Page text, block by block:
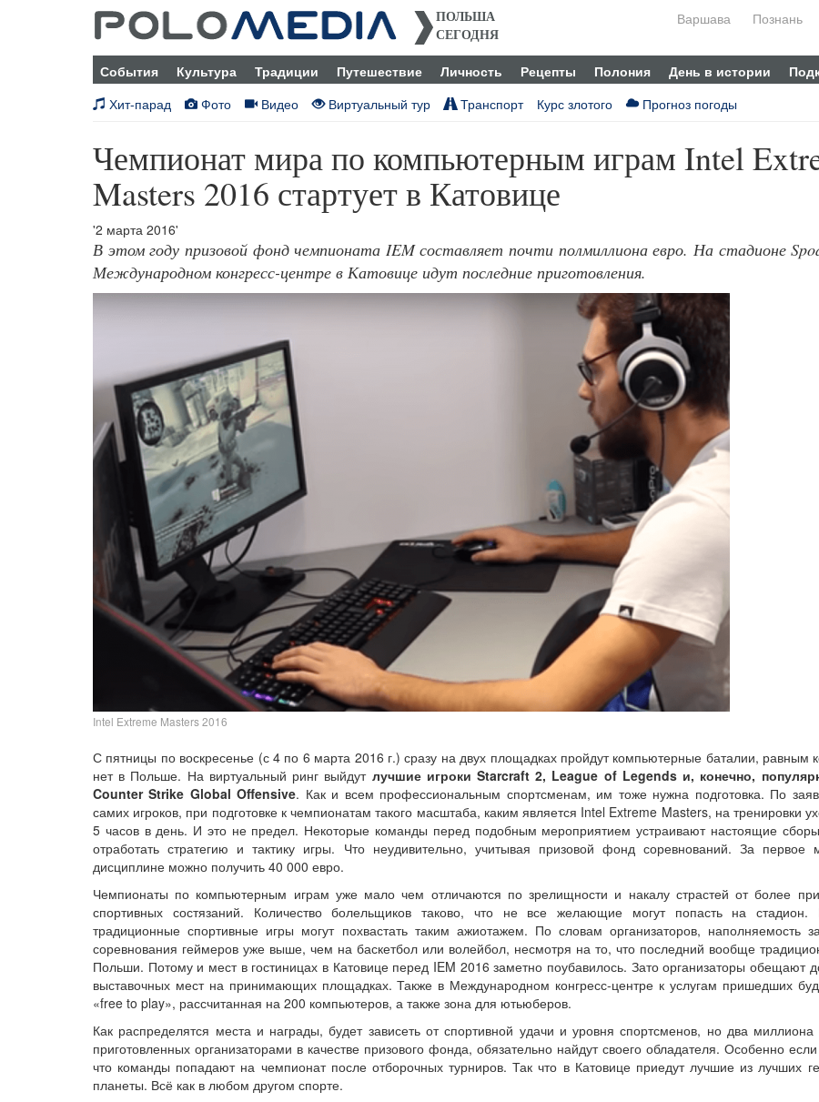
ПОЛЬША
СЕГОДНЯ
Варшава Познань
События Культура Традиции Путешествие Личность Рецепты Полония День в истории
Хит-парад
Фото Видео Виртуальный тур Транспорт Курс злотого Прогноз погоды
Чемпионат мира по компьютерным играм Intel
Masters 2016 стартует в Катовице
'2 марта 2016'
В этом году призовой фонд чемпионата IEM составляет почти полмиллиона евро. На стадионе
Международном конгресс-центре в Катовице идут последние приготовления.
Intel Extreme Masters 2016
С пятницы по воскресенье (с 4 по 6 марта 2016 г.) сразу на двух площадках пройдут компьютерные баталии, равным
нет в Польше. На виртуальный ринг выйдут лучшие игроки Starcraft 2, League of Legends и, конечно,
Counter Strike Global Offensive. Как и всем профессиональным спортсменам, им тоже нужна подготовка. По
самих игроков, при подготовке к чемпионатам такого масштаба, каким является Intel Extreme Masters, на тренировки
5 часов в день. И это не предел. Некоторые команды перед подобным мероприятием устраивают настоящие
отработать стратегию и тактику игры. Что неудивительно, учитывая призовой фонд соревнований. За первое
дисциплине можно получить 40 000 евро.
Чемпионаты по компьютерным играм уже мало чем отличаются по зрелищности и накалу страстей от более
спортивных состязаний. Количество болельщиков таково, что не все желающие могут попасть на
традиционные спортивные игры могут похвастать таким ажиотажем. По словам организаторов, наполняемость
соревнования геймеров уже выше, чем на баскетбол или волейбол, несмотря на то, что последний вообще
Польши. Потому и мест в гостиницах в Катовице перед IEM 2016 заметно поубавилось. Зато организаторы обещают
выставочных мест на принимающих площадках. Также в Международном конгресс-центре к услугам пришедших
«free to play», рассчитанная на 200 компьютеров, а также зона для ютьюберов.
Как распределятся места и награды, будет зависеть от спортивной удачи и уровня спортсменов, но два миллиона
приготовленных организаторами в качестве призового фонда, обязательно найдут своего обладателя. Особенно если
что команды попадают на чемпионат после отборочных турниров. Так что в Катовице приедут лучшие из лучших
планеты. Всё как в любом другом спорте.